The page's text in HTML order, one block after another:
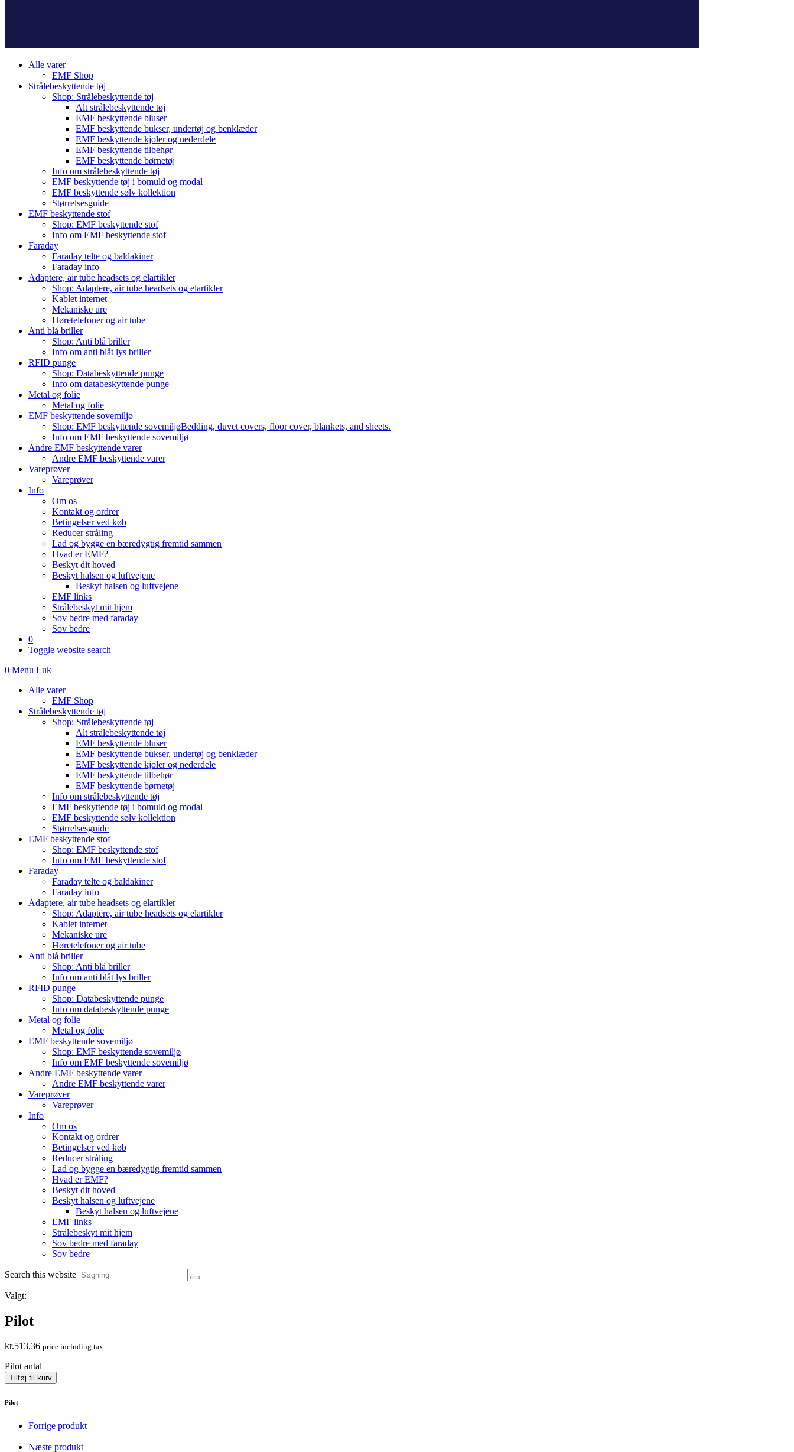
Alle varer
EMF Shop
Strålebeskyttende tøj
Shop: Strålebeskyttende tøj
Alt strålebeskyttende tøj
EMF beskyttende bluser
EMF beskyttende bukser, undertøj og benklæder
EMF beskyttende kjoler og nederdele
EMF beskyttende tilbehør
EMF beskyttende børnetøj
Info om strålebeskyttende tøj
EMF beskyttende tøj i bomuld og modal
EMF beskyttende sølv kollektion
Størrelsesguide
EMF beskyttende stof
Shop: EMF beskyttende stof
Info om EMF beskyttende stof
Faraday
Faraday telte og baldakiner
Faraday info
Adaptere, air tube headsets og elartikler
Shop: Adaptere, air tube headsets og elartikler
Kablet internet
Mekaniske ure
Høretelefoner og air tube
Anti blå briller
Shop: Anti blå briller
Info om anti blåt lys briller
RFID punge
Shop: Databeskyttende punge
Info om databeskyttende punge
Metal og folie
Metal og folie
EMF beskyttende sovemiljø
Shop: EMF beskyttende sovemiljøBedding, duvet covers, floor cover, blankets, and sheets.
Info om EMF beskyttende sovemiljø
Andre EMF beskyttende varer
Andre EMF beskyttende varer
Vareprøver
Vareprøver
Info
Om os
Kontakt og ordrer
Betingelser ved køb
Reducer stråling
Lad og bygge en bæredygtig fremtid sammen
Hvad er EMF?
Beskyt dit hoved
Beskyt halsen og luftvejene
Beskyt halsen og luftvejene
EMF links
Strålebeskyt mit hjem
Sov bedre med faraday
Sov bedre
0
Toggle website search
0 Menu Luk
Alle varer
EMF Shop
Strålebeskyttende tøj
Shop: Strålebeskyttende tøj
Alt strålebeskyttende tøj
EMF beskyttende bluser
EMF beskyttende bukser, undertøj og benklæder
EMF beskyttende kjoler og nederdele
EMF beskyttende tilbehør
EMF beskyttende børnetøj
Info om strålebeskyttende tøj
EMF beskyttende tøj i bomuld og modal
EMF beskyttende sølv kollektion
Størrelsesguide
EMF beskyttende stof
Shop: EMF beskyttende stof
Info om EMF beskyttende stof
Faraday
Faraday telte og baldakiner
Faraday info
Adaptere, air tube headsets og elartikler
Shop: Adaptere, air tube headsets og elartikler
Kablet internet
Mekaniske ure
Høretelefoner og air tube
Anti blå briller
Shop: Anti blå briller
Info om anti blåt lys briller
RFID punge
Shop: Databeskyttende punge
Info om databeskyttende punge
Metal og folie
Metal og folie
EMF beskyttende sovemiljø
Shop: EMF beskyttende sovemiljø
Info om EMF beskyttende sovemiljø
Andre EMF beskyttende varer
Andre EMF beskyttende varer
Vareprøver
Vareprøver
Info
Om os
Kontakt og ordrer
Betingelser ved køb
Reducer stråling
Lad og bygge en bæredygtig fremtid sammen
Hvad er EMF?
Beskyt dit hoved
Beskyt halsen og luftvejene
Beskyt halsen og luftvejene
EMF links
Strålebeskyt mit hjem
Sov bedre med faraday
Sov bedre
Search this website
Valgt:
Pilot
kr.513,36 price including tax
Pilot antal
Tilføj til kurv
Pilot
Forrige produkt
Næste produkt